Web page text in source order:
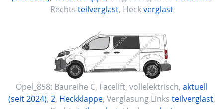
Rechts teilverglast, Heckverglast
Opel_858: Baureihe C, Facelift, vollelektrisch, aktuell
(seit 2024), 2, Heckklappe, Verglasung Links teilverglast,